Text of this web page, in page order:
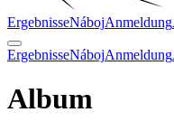
ErgebnisseNábojAnmeldung
ErgebnisseNábojAnmeldung
Album